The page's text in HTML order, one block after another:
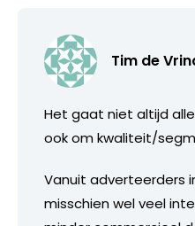
Tim de
Het gaat niet altijd
ook om kwaliteit/
Vanuit adverteerders
misschien wel veel